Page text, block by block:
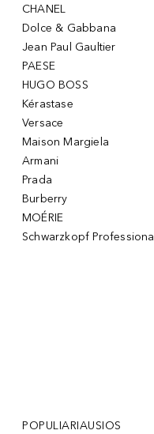
CHANEL
Dolce & Gabbana
Jean Paul Gaultier
PAESE
HUGO BOSS
Kérastase
Versace
Maison Margiela
Armani
Prada
Burberry
MOÉRIE
Schwarzkopf Professional
POPULIARIAUSIOS